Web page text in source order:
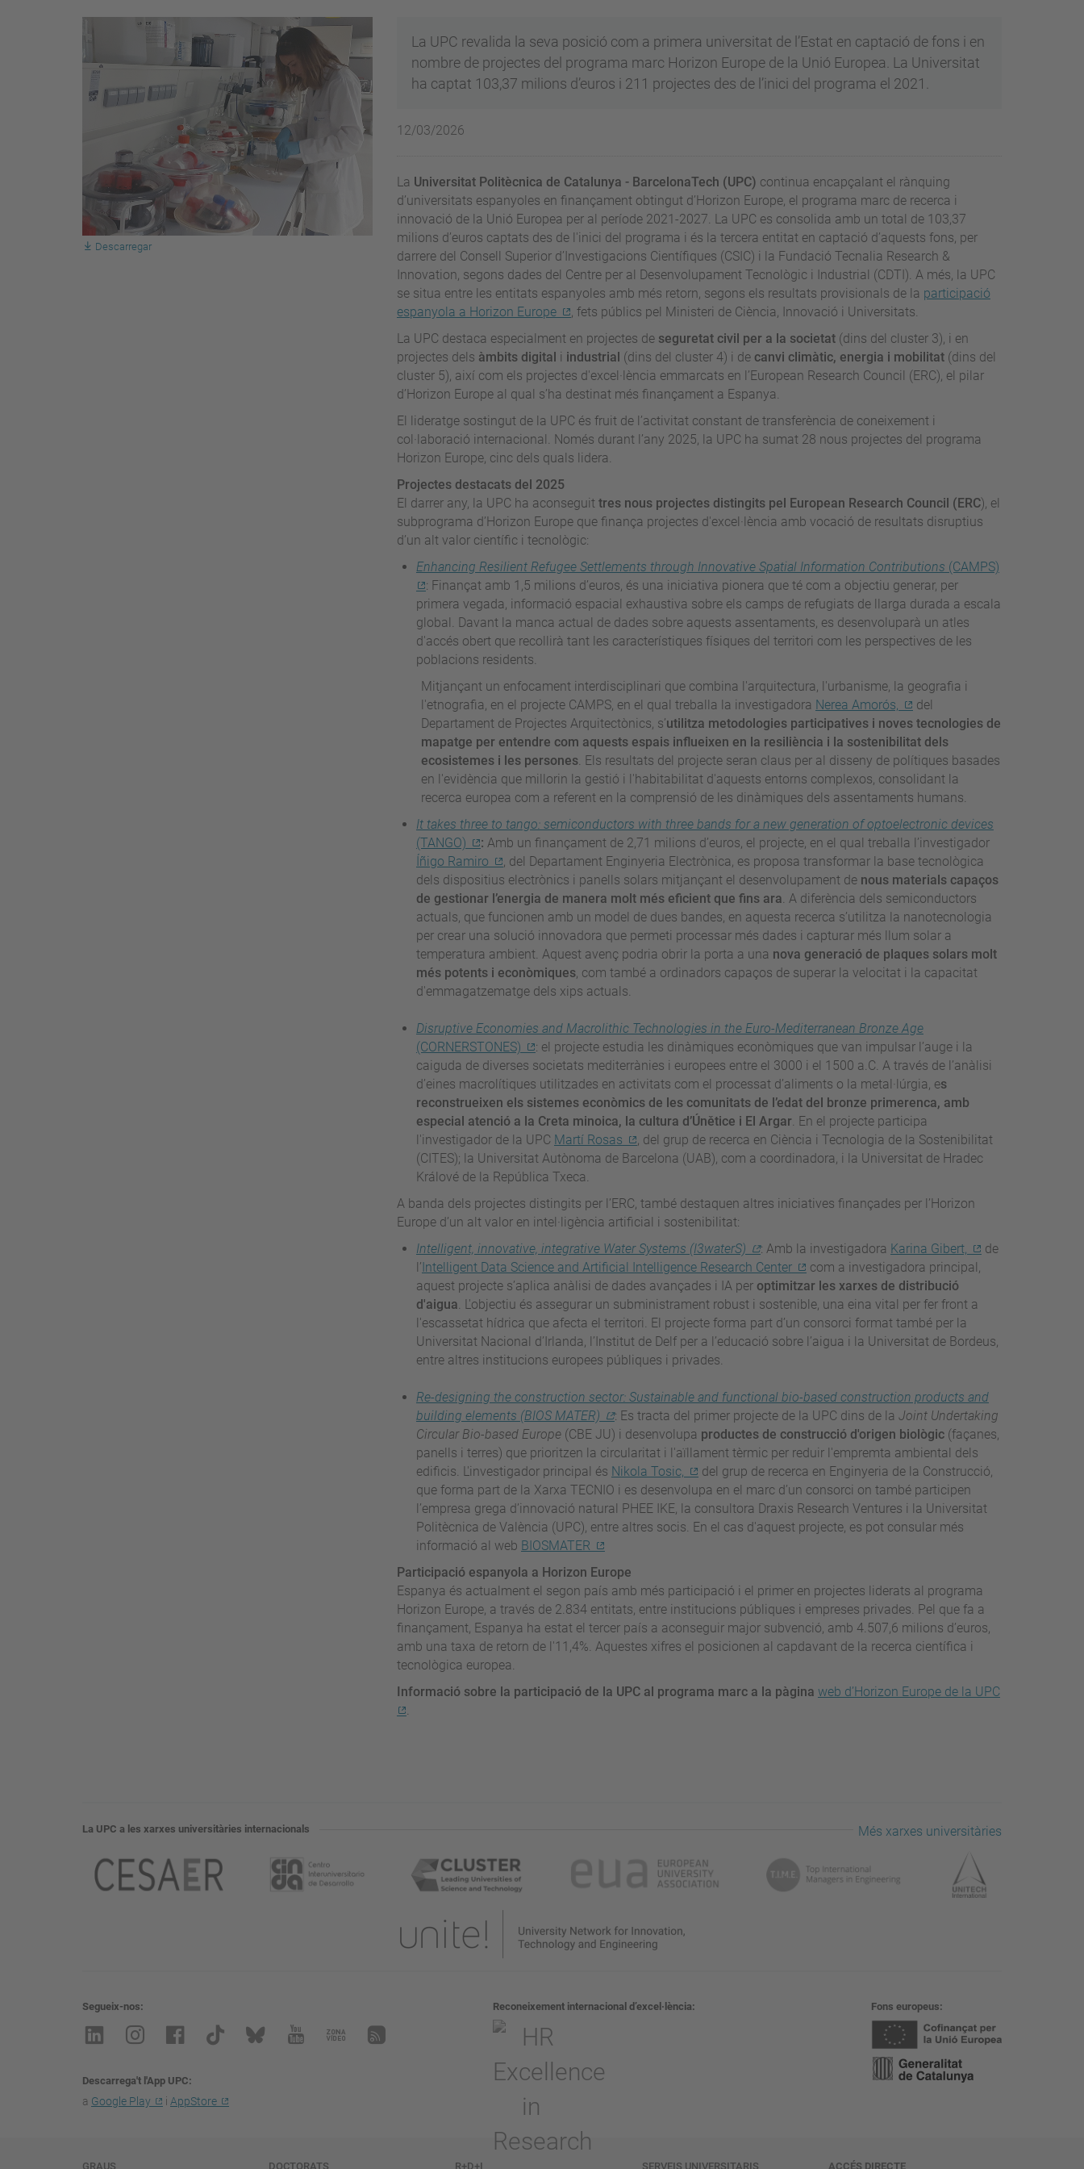
Descarregar
La UPC revalida la seva posició com a primera universitat de l’Estat en captació de fons i en
nombre de projectes del programa marc Horizon Europe de la Unió Europea. La Universitat
ha captat 103,37 milions d’euros i 211 projectes des de l’inici del programa el 2021.
12/03/2026
La Universitat Politècnica de Catalunya - BarcelonaTech (UPC) continua encapçalant el rànquing
d’universitats espanyoles en finançament obtingut d’Horizon Europe, el programa marc de recerca i
innovació de la Unió Europea per al període 2021-2027. La UPC es consolida amb un total de 103,37
milions d’euros captats des de l'inici del programa i és la tercera entitat en captació d’aquests fons, per
darrere del Consell Superior d’Investigacions Científiques (CSIC) i la Fundació Tecnalia Research &
Innovation, segons dades del Centre per al Desenvolupament Tecnològic i Industrial (CDTI). A més, la UPC
se situa entre les entitats espanyoles amb més retorn, segons els resultats provisionals de la participació
espanyola a Horizon Europe
, fets públics pel Ministeri de Ciència, Innovació i Universitats.
La UPC destaca especialment en projectes de seguretat civil per a la societat(dins del cluster 3), i en
projectes dels àmbits digital i industrial (dins del cluster 4) i de canvi climàtic, energia i mobilitat(dins del
cluster 5), així com els projectes d'excel·lència emmarcats en l’European Research Council (ERC), el pilar
d’Horizon Europe al qual s’ha destinat més finançament a Espanya.
El lideratge sostingut de la UPC és fruit de l’activitat constant de transferència de coneixement i
col·laboració internacional. Només durant l’any 2025, la UPC ha sumat 28 nous projectes del programa
Horizon Europe, cinc dels quals lidera.
Projectes destacats del 2025
El darrer any, la UPC ha aconseguittres nous projectes distingits pel European Research Council (ERC), el
subprograma d’Horizon Europe que finança projectes d'excel·lència amb vocació de resultats disruptius
d’un alt valor científic i tecnològic:
Enhancing Resilient Refugee Settlements through Innovative Spatial Information Contributions (CAMPS)
: Finançat amb 1,5 milions d’euros, és una iniciativa pionera que té com a objectiu generar, per
primera vegada, informació espacial exhaustiva sobre els camps de refugiats de llarga durada a escala
global. Davant la manca actual de dades sobre aquests assentaments, es desenvoluparà un atles
d'accés obert que recollirà tant les característiques físiques del territori com les perspectives de les
poblacions residents.
Mitjançant un enfocament interdisciplinari que combina l'arquitectura, l'urbanisme, la geografia i
l'etnografia, en el projecte CAMPS, en el qual treballa la investigadora Nerea Amorós,
del
Departament de Projectes Arquitectònics, s’utilitza metodologies participatives i noves tecnologies de
mapatge per entendre com aquests espais influeixen en la resiliència i la sostenibilitat dels
ecosistemes i les persones. Els resultats del projecte seran claus per al disseny de polítiques basades
en l'evidència que millorin la gestió i l'habitabilitat d'aquests entorns complexos, consolidant la
recerca europea com a referent en la comprensió de les dinàmiques dels assentaments humans.
It takes three to tango: semiconductors with three bands for a new generation of optoelectronic devices
(TANGO)
: Amb un finançament de 2,71 milions d’euros, el projecte, en el qual treballa l’investigador
Íñigo Ramiro
, del Departament Enginyeria Electrònica, es proposa transformar la base tecnològica
dels dispositius electrònics i panells solars mitjançant el desenvolupament de nous materials capaços
de gestionar l’energia de manera molt més eficient que fins ara. A diferència dels semiconductors
actuals, que funcionen amb un model de dues bandes, en aquesta recerca s’utilitza la nanotecnologia
per crear una solució innovadora que permeti processar més dades i capturar més llum solar a
temperatura ambient. Aquest avenç podria obrir la porta a una nova generació de plaques solars molt
més potents i econòmiques, com també a ordinadors capaços de superar la velocitat i la capacitat
d'emmagatzematge dels xips actuals.
Disruptive Economies and Macrolithic Technologies in the Euro-Mediterranean Bronze Age
(CORNERSTONES)
: el projecte estudia les dinàmiques econòmiques que van impulsar l’auge i la
caiguda de diverses societats mediterrànies i europees entre el 3000 i el 1500 a.C. A través de l’anàlisi
d’eines macrolítiques utilitzades en activitats com el processat d’aliments o la metal·lúrgia, es
reconstrueixen els sistemes econòmics de les comunitats de l’edat del bronze primerenca, amb
especial atenció a la Creta minoica, la cultura d’Únětice i El Argar. En el projecte participa
l'investigador de la UPC Martí Rosas
, del grup de recerca en Ciència i Tecnologia de la Sostenibilitat
(CITES); la Universitat Autònoma de Barcelona (UAB), com a coordinadora, i la Universitat de Hradec
Králové de la República Txeca.
A banda dels projectes distingits per l’ERC, també destaquen altres iniciatives finançades per l’Horizon
Europe d’un alt valor en intel·ligència artificial i sostenibilitat:
Intelligent, innovative, integrative Water Systems (I3waterS)
: Amb la investigadora Karina Gibert,
de
l’ Intelligent Data Science and Artificial Intelligence Research Center
com a investigadora principal,
aquest projecte s’aplica anàlisi de dades avançades i IA per optimitzar les xarxes de distribució
d'aigua. L'objectiu és assegurar un subministrament robust i sostenible, una eina vital per fer front a
l'escassetat hídrica que afecta el territori. El projecte forma part d’un consorci format també per la
Universitat Nacional d’Irlanda, l’Institut de Delf per a l’educació sobre l’aigua i la Universitat de Bordeus,
entre altres institucions europees públiques i privades.
Re-designing the construction sector: Sustainable and functional bio-based construction products and
building elements (BIOS MATER)
: Es tracta del primer projecte de la UPC dins de la Joint Undertaking
Circular Bio-based Europe (CBE JU) i desenvolupa productes de construcció d'origen biològic(façanes,
panells i terres) que prioritzen la circularitat i l'aïllament tèrmic per reduir l'empremta ambiental dels
edificis. L'investigador principal és Nikola Tosic,
del grup de recerca en Enginyeria de la Construcció,
que forma part de la Xarxa TECNIO i es desenvolupa en el marc d’un consorci on també participen
l’empresa grega d’innovació natural PHEE IKE, la consultora Draxis Research Ventures i la Universitat
Politècnica de València (UPC), entre altres socis. En el cas d'aquest projecte, es pot consular més
informació al web BIOSMATER
Participació espanyola a Horizon Europe
Espanya és actualment el segon país amb més participació i el primer en projectes liderats al programa
Horizon Europe, a través de 2.834 entitats, entre institucions públiques i empreses privades. Pel que fa a
finançament, Espanya ha estat el tercer país a aconseguir major subvenció, amb 4.507,6 milions d’euros,
amb una taxa de retorn de l'11,4%. Aquestes xifres el posicionen al capdavant de la recerca científica i
tecnològica europea.
Informació sobre la participació de la UPC al programa marc a la pàgina web d’Horizon Europe de la UPC
.
La UPC a les xarxes universitàries internacionals Més xarxes universitàries
Segueix-nos
Descarrega't l'App UPC
a Google Play i AppStore
Reconeixement internacional d’excel·lència Fons europeus
GRAUS
DOCTORATS
R+D+I
SERVEIS UNIVERSITARIS
ACCÉS DIRECTE